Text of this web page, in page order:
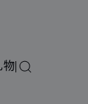
物搜索